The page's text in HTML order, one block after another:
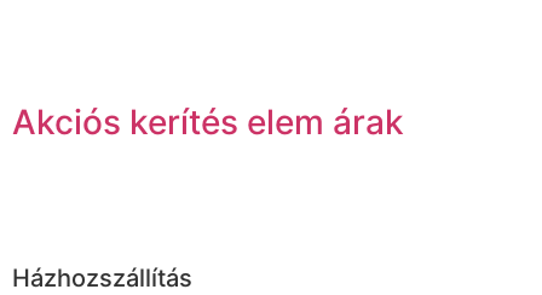
Akciós kerítés elem árak
Házhozszállítás